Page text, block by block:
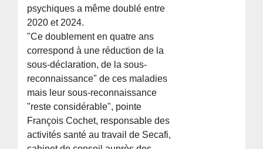
psychiques a même doublé entre
2020 et 2024.
"Ce doublement en quatre ans
correspond à une réduction de la
sous-déclaration, de la sous-
reconnaissance" de ces maladies
mais leur sous-reconnaissance
"reste considérable", pointe
François Cochet, responsable des
activités santé au travail de Secafi,